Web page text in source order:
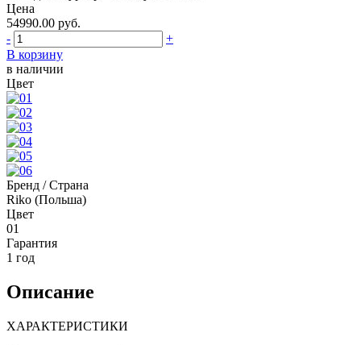
Цена
54990.00 руб.
-
+
В корзину
в наличии
Цвет
Бренд / Страна
Riko (Польша)
Цвет
01
Гарантия
1 год
Описание
ХАРАКТЕРИСТИКИ